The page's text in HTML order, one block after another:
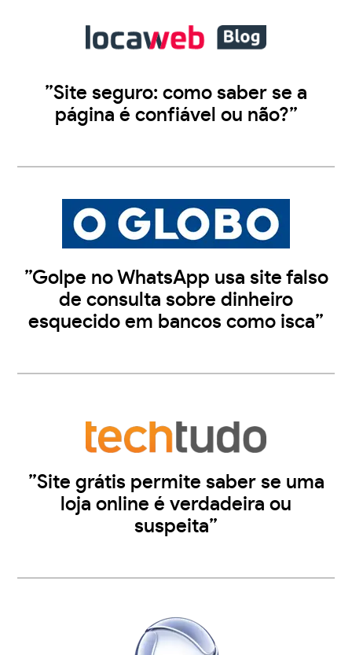
”Site seguro: como saber se a
página é confiável ou não?”
”Golpe no WhatsApp usa site falso
de consulta sobre dinheiro
esquecido em bancos como isca”
”Site grátis permite saber se uma
loja online é verdadeira ou
suspeita”